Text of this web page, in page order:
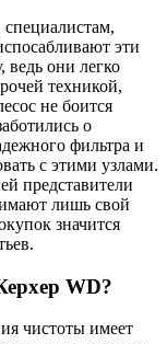
эти
ведь они легко
техникой,
не боится
о
фильтра и
с этими узлами.
представители
лишь свой
значится
WD?
чистоты имеет